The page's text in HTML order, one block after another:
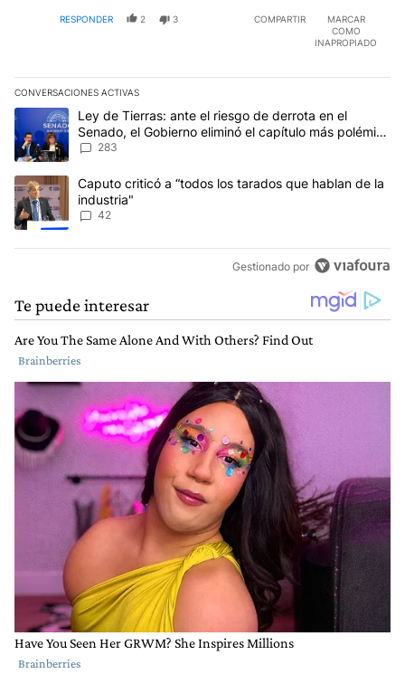
RESPONDER 2 3 COMPARTIR
MARCAR
COMO
INAPROPIADO
CONVERSACIONES ACTIVAS
Este listado muestra los artículos con más comentarios en los
Un artículo de tendencia con el título "Ley de Tierras: ante el
Ley de Tierras: ante el riesgo de derrota en el
Senado, el Gobierno eliminó el capítulo más polémico
del proyecto
283
Un artículo de tendencia con el título "Caputo criticó a “todos
Caputo criticó a “todos los tarados que hablan de la
industria"
42
Gestionado por